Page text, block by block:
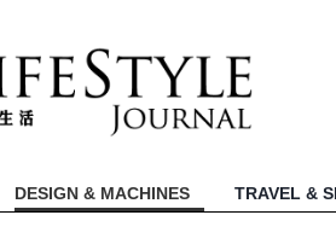
DESIGN & MACHINES TRAVEL &